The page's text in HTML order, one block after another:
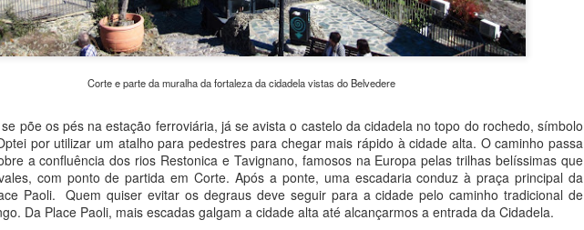
Corte e parte da muralha da fortaleza da cidadela vistas do Belvedere
os pés na estação ferroviária, já se avista o castelo da cidadela no topo do rochedo, símbolo
por utilizar um atalho para pedestres para chegar mais rápido à cidade alta. O caminho passa
a confluência dos rios Restonica e Tavignano, famosos na Europa pelas trilhas belíssimas que
com ponto de partida em Corte. Após a ponte, uma escadaria conduz à praça principal da
Paoli. Quem quiser evitar os degraus deve seguir para a cidade pelo caminho tradicional de
Da Place Paoli, mais escadas galgam a cidade alta até alcançarmos a entrada da Cidadela.
SEP
9
Sopot, o balneário polonês no Mar Báltico
Aproveitamos o tempo livre que tínhamos numa tarde em Gdansk
para conhecer Sopot, balneário no Mar Báltico onze quilômetros
Gdynia, Sopot forma com elas um conglomerado conhecido como
Sendo um dos mais badalados resorts costeiros na Polônia, Sopot tem
uma aura completamente diferente das demais cidades polonesas que
conhecemos, de certa forma parecendo menos eslava.
AUG Torun, a terra natal de Copérnico